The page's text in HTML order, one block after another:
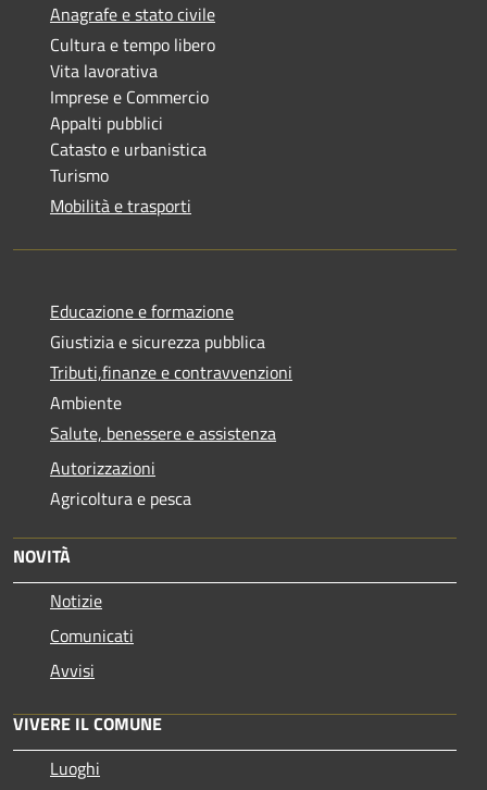
Anagrafe e stato civile
Cultura e tempo libero
Vita lavorativa
Imprese e Commercio
Appalti pubblici
Catasto e urbanistica
Turismo
Mobilità e trasporti
Educazione e formazione
Giustizia e sicurezza pubblica
Tributi,finanze e contravvenzioni
Ambiente
Salute, benessere e assistenza
Autorizzazioni
Agricoltura e pesca
NOVITÀ
Notizie
Comunicati
Avvisi
VIVERE IL COMUNE
Luoghi